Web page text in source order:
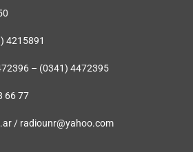
4215891
– (0341) 4472395
66 77
/ radiounr@yahoo.com